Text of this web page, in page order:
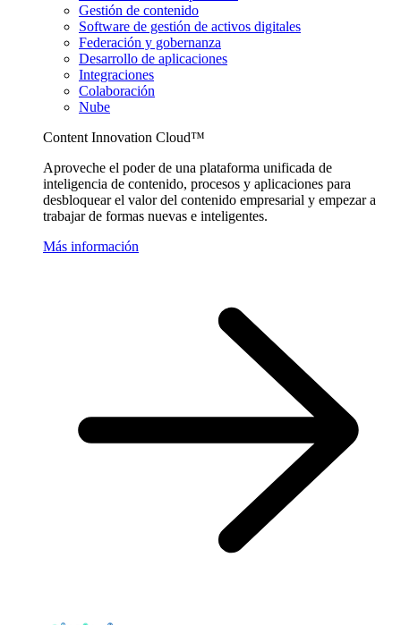
Gestión de contenido
Software de gestión de activos digitales
Federación y gobernanza
Desarrollo de aplicaciones
Integraciones
Colaboración
Nube
Content Innovation Cloud™
Aproveche el poder de una plataforma unificada de
inteligencia de contenido, procesos y aplicaciones para
desbloquear el valor del contenido empresarial y empezar a
trabajar de formas nuevas e inteligentes.
Más información